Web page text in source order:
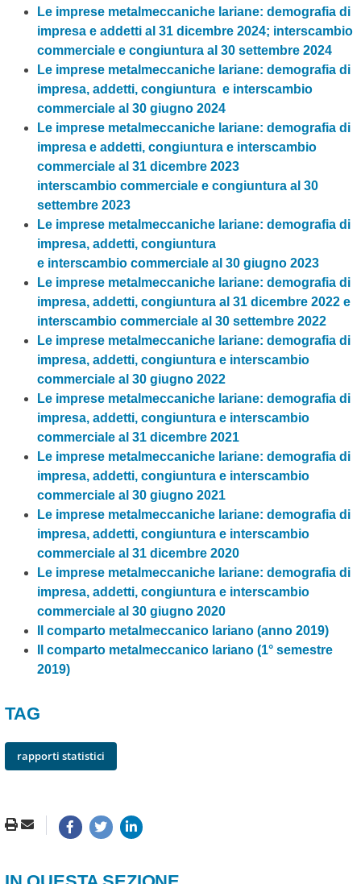
Le imprese metalmeccaniche lariane: demografia di
impresa e addetti al 31 dicembre 2024; interscambio
commerciale e congiuntura al 30 settembre 2024
Le imprese metalmeccaniche lariane: demografia di
impresa, addetti, congiuntura e interscambio
commerciale al 30 giugno 2024
Le imprese metalmeccaniche lariane: demografia di
impresa e addetti, congiuntura e interscambio
commerciale al 31 dicembre 2023
interscambio commerciale e congiuntura al 30
settembre 2023
Le imprese metalmeccaniche lariane: demografia di
impresa, addetti, congiuntura
e interscambio commerciale al 30 giugno 2023
Le imprese metalmeccaniche lariane: demografia di
impresa, addetti, congiuntura al 31 dicembre 2022 e
interscambio commerciale al 30 settembre 2022
Le imprese metalmeccaniche lariane: demografia di
impresa, addetti, congiuntura e interscambio
commerciale al 30 giugno 2022
Le imprese metalmeccaniche lariane: demografia di
impresa, addetti, congiuntura e interscambio
commerciale al 31 dicembre 2021
Le imprese metalmeccaniche lariane: demografia di
impresa, addetti, congiuntura e interscambio
commerciale al 30 giugno 2021
Le imprese metalmeccaniche lariane: demografia di
impresa, addetti, congiuntura e interscambio
commerciale al 31 dicembre 2020
Le imprese metalmeccaniche lariane: demografia di
impresa, addetti, congiuntura e interscambio
commerciale al 30 giugno 2020
Il comparto metalmeccanico lariano (anno 2019)
Il comparto metalmeccanico lariano (1° semestre
2019)
TAG
rapporti statistici